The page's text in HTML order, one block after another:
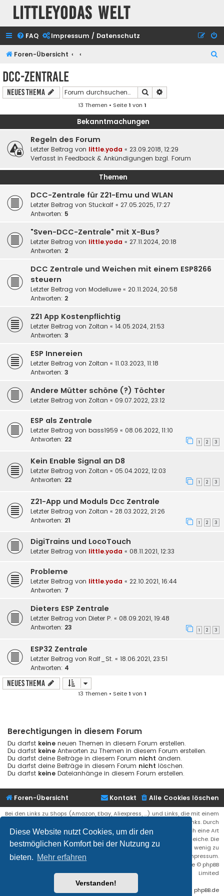
Diese Website nutzt Cookies, um dir den
bestmöglichen Komfort bei der Nutzung zu
bieten. Mehr erfahren
Verstanden!
Littleyodas Welt
FAQ Impressum / Datenschutz
Foren-Übersicht
DCC-Zentrale
Neues Thema Suche
13 Themen • Seite1 von 1
Bekanntmachungen
Regeln des Forum
Letzter Beitrag von little.yoda « 23.09.2018, 12:29
Verfasst in Feedback & Ankündigungen bzgl. Forum
Themen
DCC-Zentrale für Z21-Emu und WLAN
Letzter Beitrag von Stuckalf « 27.05.2025, 17:27
Antworten: 5
"Sven-DCC-Zentrale" mit X-Bus?
Letzter Beitrag von little.yoda « 27.11.2024, 20:18
Antworten: 2
DCC Zentrale und Weichen mit einem ESP8266
steuern
Letzter Beitrag von Modelluwe « 20.11.2024, 20:58
Antworten: 2
Z21 App Kostenpflichtig
Letzter Beitrag von Zoltan « 14.05.2024, 21:53
Antworten: 3
ESP Innereien
Letzter Beitrag von Zoltan « 11.03.2023, 11:18
Antworten: 3
Andere Mütter schöne (?) Töchter
Letzter Beitrag von Zoltan « 09.07.2022, 23:12
ESP als Zentrale
Letzter Beitrag von bass1959 « 08.06.2022, 11:10
Antworten: 22 1 2 3
Kein Enable Signal an D8
Letzter Beitrag von Zoltan « 05.04.2022, 12:03
Antworten: 22 1 2 3
Z21-App und Moduls Dcc Zentrale
Letzter Beitrag von Zoltan « 28.03.2022, 21:26
Antworten: 21 1 2 3
DigiTrains und LocoTouch
Letzter Beitrag von little.yoda « 08.11.2021, 12:33
Probleme
Letzter Beitrag von little.yoda « 22.10.2021, 16:44
Antworten: 7
Dieters ESP Zentrale
Letzter Beitrag von Dieter P. « 08.09.2021, 19:48
Antworten: 23 1 2 3
ESP32 Zentrale
Letzter Beitrag von Ralf_St. « 18.06.2021, 23:51
Antworten: 4
Neues Thema
13 Themen • Seite1 von 1
Berechtigungen in diesem Forum
Du darfst keine neuen Themen in diesem Forum erstellen.
Du darfst keine Antworten zu Themen in diesem Forum erstellen.
Du darfst deine Beiträge in diesem Forum nicht ändern.
Du darfst deine Beiträge in diesem Forum nicht löschen.
Du darfst keine Dateianhänge in diesem Forum erstellen.
Foren-Übersicht Alle Cookies löschen
Kontakt
Bei den Links zu Shops (Amazon, Ebay, Aliexpress, ...) und Links, die mit einem
Stern (*) markiert sind, kann es sich um sogenannte Affiliate Links. Durch
den Kauf eines Produktes über einen Affiliate Link erhälte ich eine Art
Umsatzbeteiligung gutgeschrieben. Für euch bleibt der Preis der gleiche. Die
Einnahmen helfen die Hostgebühren für diese Webseite ein wenig zu
reduzieren. Siehe auch das Impressum.
® Forum Software © phpBB
Limited
Deutsche Übersetzung durch phpBB.de